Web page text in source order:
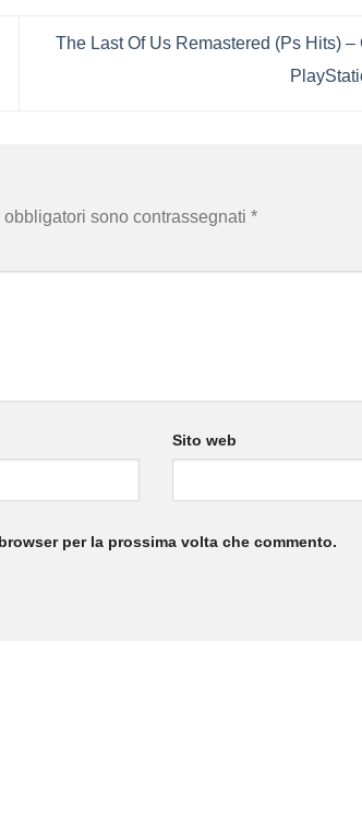
The Last Of Us Remastered (Ps Hits) –
obbligatori sono contrassegnati *
Sito web
per la prossima volta che commento.